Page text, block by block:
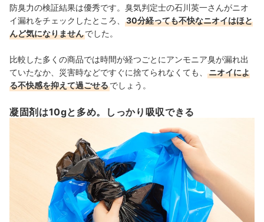
防臭力の検証結果は優秀です。臭気判定士の石川英一さんがニオ
イ漏れをチェックしたところ、
30分経っても不快なニオイはほと
んど気になりませんでした。
比較した多くの商品では時間が経つごとにアンモニア臭が漏れ出
ていたなか、災害時などですぐに捨てられなくても、
ニオイによ
る不快感を抑えて過ごせるでしょう。
凝固剤は10gと多め。しっかり吸収できる